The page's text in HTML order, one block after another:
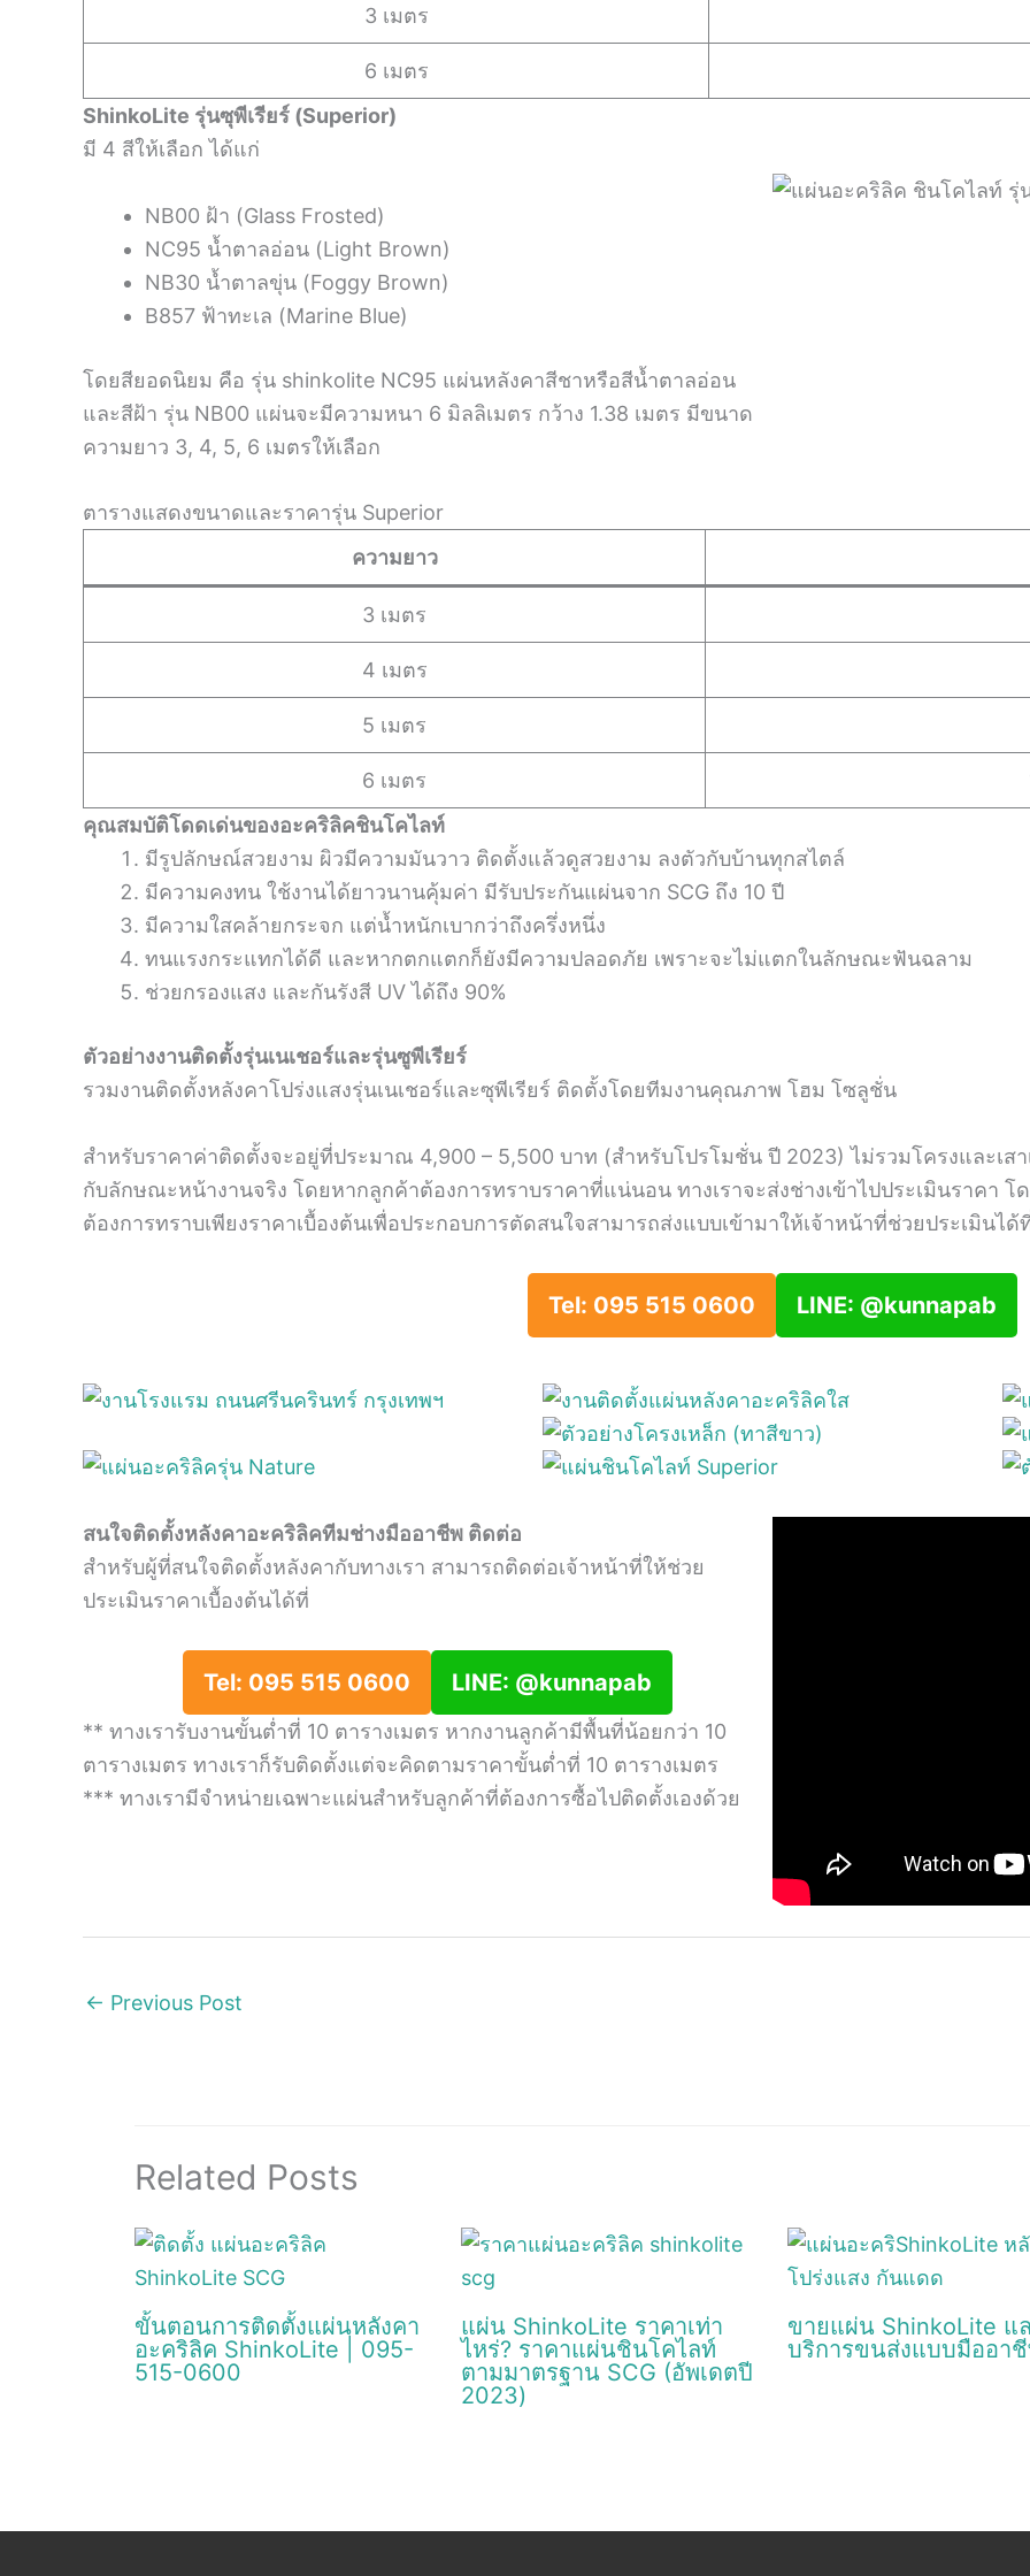
3 เมตร
6 เมตร
ShinkoLite รุ่นซุพีเรียร์ (Superior)
มี 4 สีให้เลือก ได้แก่
NB00 ฝ้า (Glass Frosted)
NC95 น้ำตาลอ่อน (Light Brown)
NB30 น้ำตาลขุ่น (Foggy Brown)
B857 ฟ้าทะเล (Marine Blue)
โดยสียอดนิยม คือ รุ่น shinkolite NC95 แผ่นหลังคาสีชาหรือสีน้ำตาลอ่อน
และสีฝ้า รุ่น NB00 แผ่นจะมีความหนา 6 มิลลิเมตร กว้าง 1.38 เมตร มีขนาด
ความยาว 3, 4, 5, 6 เมตรให้เลือก
ตารางแสดงขนาดและราคารุ่น Superior
ความยาว
3 เมตร
4 เมตร
5 เมตร
6 เมตร
คุณสมบัติโดดเด่นของอะคริลิคชินโคไลท์
มีรูปลักษณ์สวยงาม ผิวมีความมันวาว ติดตั้งแล้วดูสวยงาม ลงตัวกับบ้านทุกสไตล์
มีความคงทน ใช้งานได้ยาวนานคุ้มค่า มีรับประกันแผ่นจาก SCG ถึง 10 ปี
มีความใสคล้ายกระจก แต่น้ำหนักเบากว่าถึงครึ่งหนึ่ง
ทนแรงกระแทกได้ดี และหากตกแตกก็ยังมีความปลอดภัย เพราะจะไม่แตกในลักษณะฟันฉลาม
ช่วยกรองแสง และกันรังสี UV ได้ถึง 90%
ตัวอย่างงานติดตั้งรุ่นเนเชอร์และรุ่นซูพีเรียร์
รวมงานติดตั้งหลังคาโปร่งแสงรุ่นเนเชอร์และซุพีเรียร์ ติดตั้งโดยทีมงานคุณภาพ โฮม โซลูชั่น
สำหรับราคาค่าติดตั้งจะอยู่ที่ประมาณ 4,900 – 5,500 บาท (สำหรับโปรโมชั่น ปี 2023) ไม่รวมโครงและเส
กับลักษณะหน้างานจริง โดยหากลูกค้าต้องการทราบราคาที่แน่นอน ทางเราจะส่งช่างเข้าไปประเมินราคา
ต้องการทราบเพียงราคาเบื้องต้นเพื่อประกอบการตัดสนใจสามารถส่งแบบเข้ามาให้เจ้าหน้าที่ช่วยประเมินได้
Tel: 095 515 0600 LINE: @kunnapab
สนใจติดตั้งหลังคาอะคริลิคทีมช่างมืออาชีพ ติดต่อ
สำหรับผู้ที่สนใจติดตั้งหลังคากับทางเรา สามารถติดต่อเจ้าหน้าที่ให้ช่วย
ประเมินราคาเบื้องต้นได้ที่
Tel: 095 515 0600 LINE: @kunnapab
** ทางเรารับงานขั้นต่ำที่ 10 ตารางเมตร หากงานลูกค้ามีพื้นที่น้อยกว่า 10
ตารางเมตร ทางเราก็รับติดตั้งแต่จะคิดตามราคาขั้นต่ำที่ 10 ตารางเมตร
*** ทางเรามีจำหน่ายเฉพาะแผ่นสำหรับลูกค้าที่ต้องการซื้อไปติดตั้งเองด้วย
← Previous Post
Related Posts
ขั้นตอนการติดตั้งแผ่นหลังคา
อะคริลิค ShinkoLite | 095-
515-0600
แผ่น ShinkoLite ราคาเท่า
ไหร่? ราคาแผ่นชินโคไลท์
ตามมาตรฐาน SCG (อัพเดตปี
2023)
ขายแผ่น ShinkoLite แ
บริการขนส่งแบบมืออา